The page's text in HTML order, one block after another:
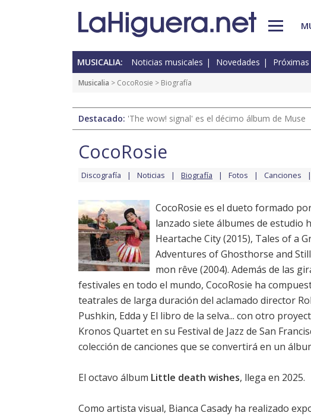
MUSICALIA: Noticias musicales Novedades
Musicalia > CocoRosie > Biografía
Destacado: 'The wow! signal' es el décimo álbum de Muse
CocoRosie
Discografía Noticias Biografía Fotos Canciones
CocoRosie es el dueto formado
lanzado siete álbumes de estudio
Heartache City (2015), Tales of a
Adventures of Ghosthorse and
mon rêve (2004). Además de las
festivales en todo el mundo, CocoRosie ha
teatrales de larga duración del aclamado director
Pushkin, Edda y El libro de la selva... con otro
Kronos Quartet en su Festival de Jazz de San
colección de canciones que se convertirá en un
El octavo álbum Little death wishes, llega en 2025.
Como artista visual, Bianca Casady ha realizado